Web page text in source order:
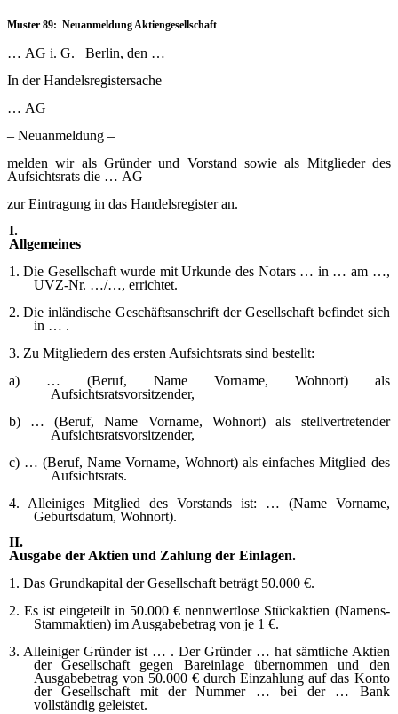
Muster 89: Neuanmeldung Aktiengesellschaft
… AG i. G. Berlin, den …
In der Handelsregistersache
… AG
– Neuanmeldung –
melden wir als Gründer und Vorstand sowie als Mitglieder des
Aufsichtsrats die … AG
zur Eintragung in das Handelsregister an.
I.
Allgemeines
1. Die Gesellschaft wurde mit Urkunde des Notars … in … am …,
UVZ-Nr. …/…, errichtet.
2. Die inländische Geschäftsanschrift der Gesellschaft befindet sich
in … .
3. Zu Mitgliedern des ersten Aufsichtsrats sind bestellt:
a) … (Beruf, Name Vorname, Wohnort) als
Aufsichtsratsvorsitzender,
b) … (Beruf, Name Vorname, Wohnort) als stellvertretender
Aufsichtsratsvorsitzender,
c) … (Beruf, Name Vorname, Wohnort) als einfaches Mitglied des
Aufsichtsrats.
4. Alleiniges Mitglied des Vorstands ist: … (Name Vorname,
Geburtsdatum, Wohnort).
II.
Ausgabe der Aktien und Zahlung der Einlagen.
1. Das Grundkapital der Gesellschaft beträgt 50.000 €.
2. Es ist eingeteilt in 50.000 € nennwertlose Stückaktien (Namens-
Stammaktien) im Ausgabebetrag von je 1 €.
3. Alleiniger Gründer ist … . Der Gründer … hat sämtliche Aktien
der Gesellschaft gegen Bareinlage übernommen und den
Ausgabebetrag von 50.000 € durch Einzahlung auf das Konto
der Gesellschaft mit der Nummer … bei der … Bank
vollständig geleistet.